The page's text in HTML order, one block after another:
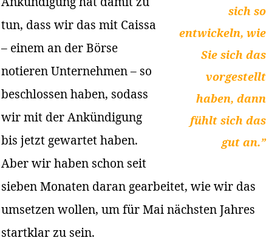
sich so
entwickeln, wie
Sie sich das
vorgestellt
haben, dann
fühlt sich das
gut an.”
tun, dass wir das mit Caissa
– einem an der Börse
notieren Unternehmen – so
beschlossen haben, sodass
wir mit der Ankündigung
bis jetzt gewartet haben.
Aber wir haben schon seit
sieben Monaten daran gearbeitet, wie wir das
umsetzen wollen, um für Mai nächsten Jahres
startklar zu sein.